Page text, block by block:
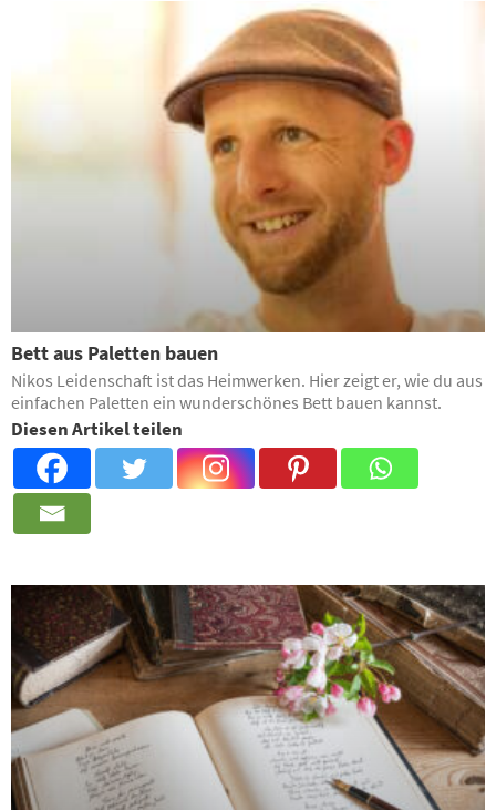
Bett aus Paletten bauen
Nikos Leidenschaft ist das Heimwerken. Hier zeigt er, wie du aus
einfachen Paletten ein wunderschönes Bett bauen kannst.
Diesen Artikel teilen